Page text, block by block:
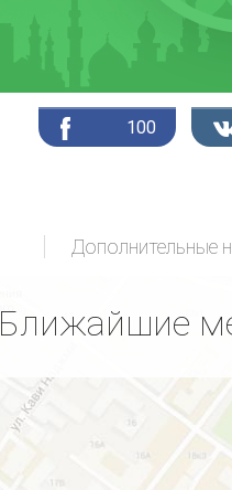
100
Дополнительные
Ближайшие